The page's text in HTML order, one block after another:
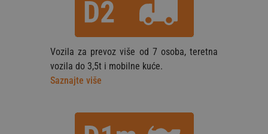
Vozila za prevoz više od 7 osoba, teretna
vozila do 3,5t i mobilne kuće.
Saznajte više